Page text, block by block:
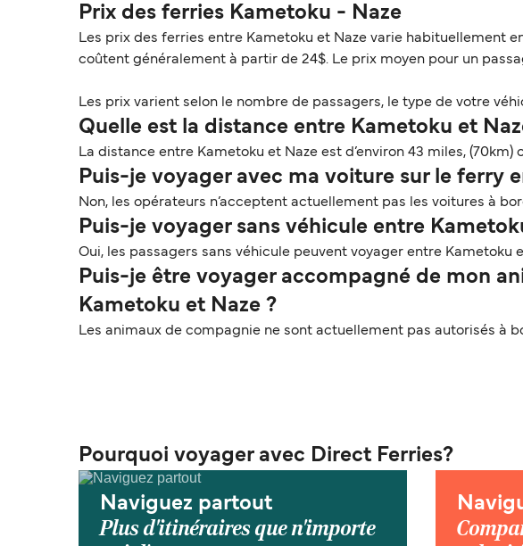
Prix des ferries Kametoku - Naze
Les prix des ferries entre Kametoku et Naze varie habituellement
coûtent généralement à partir de 24$. Le prix moyen pour un
Les prix varient selon le nombre de passagers, le type de votre
Quelle est la distance entre Kametoku et
La distance entre Kametoku et Naze est d’environ 43 miles, (70km)
Puis-je voyager avec ma voiture sur le ferry
Non, les opérateurs n’acceptent actuellement pas les voitures à
Puis-je voyager sans véhicule entre
Oui, les passagers sans véhicule peuvent voyager entre Kametoku
Puis-je être voyager accompagné de mon
Kametoku et Naze ?
Les animaux de compagnie ne sont actuellement pas autorisés à
Pourquoi voyager avec Direct Ferries?
Naviguez partout
Plus d'itinéraires que n'importe